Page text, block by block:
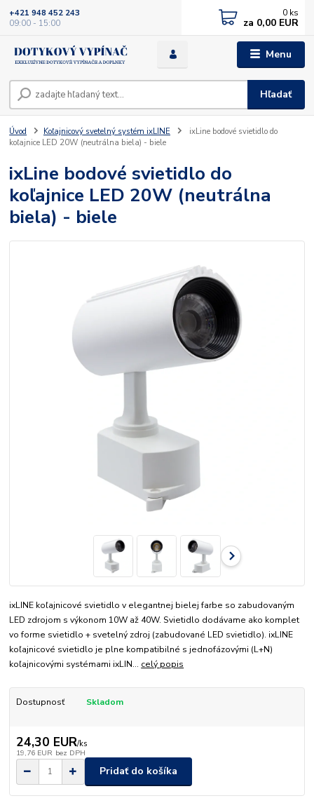
Menu
Hľadať
+421 948 452 243
09:00 - 15:00
0 ks
za 0,00 EUR
Úvod Koľajnicový svetelný systém ixLINE
ixLine bodové svietidlo do
koľajnice LED 20W (neutrálna biela) - biele
ixLine bodové svietidlo do
koľajnice LED 20W (neutrálna
biela) - biele
ixLINE koľajnicové svietidlo v elegantnej bielej farbe so zabudovaným
LED zdrojom s výkonom 10W až 40W. Svietidlo dodávame ako komplet
vo forme svietidlo + svetelný zdroj (zabudované LED svietidlo). ixLINE
koľajnicové svietidlo je plne kompatibilné s jednofázovými (L+N)
koľajnicovými systémami ixLIN... celý popis
Dostupnosť Skladom
24,30 EUR/ks
19,76 EUR bez DPH
Pridať do košíka